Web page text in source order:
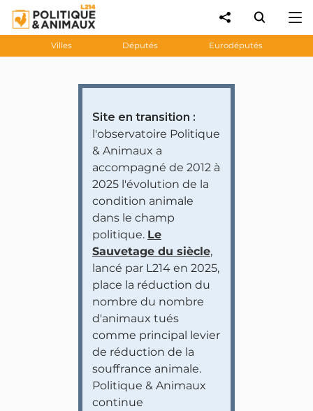
Villes Députés Eurodéputés
Site en transition :
l'observatoire Politique
& Animaux a
accompagné de 2012 à
2025 l'évolution de la
condition animale
dans le champ
politique. Le
Sauvetage du siècle,
lancé par L214 en 2025,
place la réduction du
nombre du nombre
d'animaux tués
comme principal levier
de réduction de la
souffrance animale.
Politique & Animaux
continue